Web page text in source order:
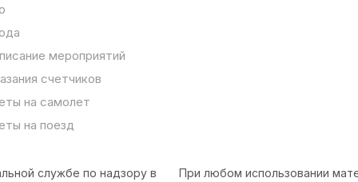
мероприятий
счетчиков
на самолет
на поезд
При любом использовании
службе по надзору в